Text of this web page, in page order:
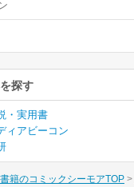
探す
・実用書
ィアビーコン
籍のコミックシーモアTOP